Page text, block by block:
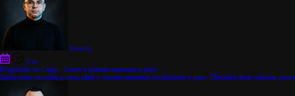
Everton
9 m
Progressão de Carga - Como e quando aumentar o peso
Saiba como escolher a carga ideal e quando aumentar ou diminuir o peso. Descubra dicas valiosas para